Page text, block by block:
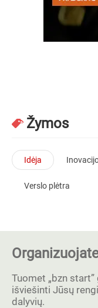
Žymos
Idėja
Verslo plėtra
Tuomet „bzn
išviešinti Jūsų
dalyvių.